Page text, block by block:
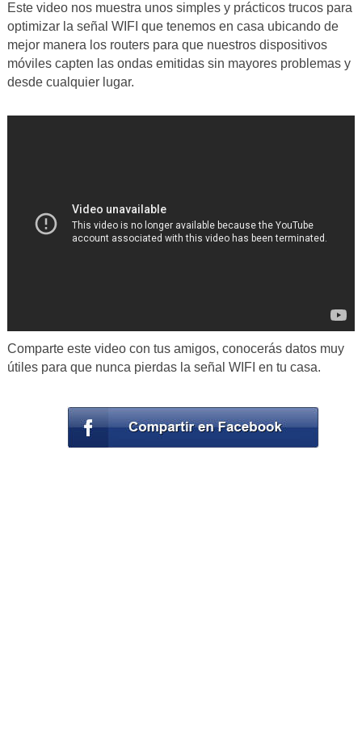
Este video nos muestra unos simples y prácticos trucos para
optimizar la señal WIFI que tenemos en casa ubicando de
mejor manera los routers para que nuestros dispositivos
móviles capten las ondas emitidas sin mayores problemas y
desde cualquier lugar.
Comparte este video con tus amigos, conocerás datos muy
útiles para que nunca pierdas la señal WIFI en tu casa.